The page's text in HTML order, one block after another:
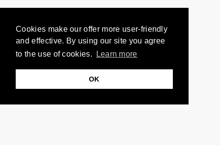
Cookies make our offer more user-friendly
and effective. By using our site you agree
to the use of cookies.
Learn more
OK